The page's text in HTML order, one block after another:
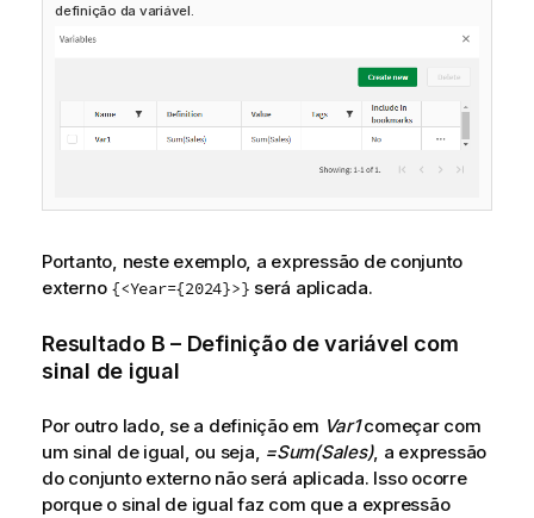
definição da variável.
Portanto, neste exemplo, a expressão de conjunto
externo {<Year={2024}>} será aplicada.
Resultado B – Definição de variável com
sinal de igual
Por outro lado, se a definição em Var1começar com
um sinal de igual, ou seja, =Sum(Sales), a expressão
do conjunto externo não será aplicada. Isso ocorre
porque o sinal de igual faz com que a expressão